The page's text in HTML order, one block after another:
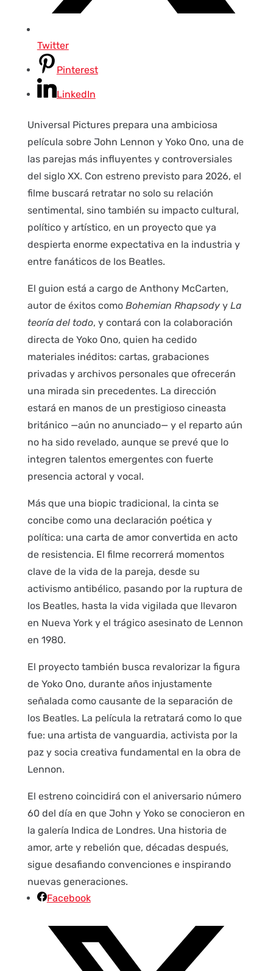
Twitter
Pinterest
LinkedIn
Universal Pictures prepara una ambiciosa
película sobre John Lennon y Yoko Ono, una de
las parejas más influyentes y controversiales
del siglo XX. Con estreno previsto para 2026, el
filme buscará retratar no solo su relación
sentimental, sino también su impacto cultural,
político y artístico, en un proyecto que ya
despierta enorme expectativa en la industria y
entre fanáticos de los Beatles.
El guion está a cargo de Anthony McCarten,
autor de éxitos como Bohemian Rhapsodyy La
teoría del todo, y contará con la colaboración
directa de Yoko Ono, quien ha cedido
materiales inéditos: cartas, grabaciones
privadas y archivos personales que ofrecerán
una mirada sin precedentes. La dirección
estará en manos de un prestigioso cineasta
británico —aún no anunciado— y el reparto aún
no ha sido revelado, aunque se prevé que lo
integren talentos emergentes con fuerte
presencia actoral y vocal.
Más que una biopic tradicional, la cinta se
concibe como una declaración poética y
política: una carta de amor convertida en acto
de resistencia. El filme recorrerá momentos
clave de la vida de la pareja, desde su
activismo antibélico, pasando por la ruptura de
los Beatles, hasta la vida vigilada que llevaron
en Nueva York y el trágico asesinato de Lennon
en 1980.
El proyecto también busca revalorizar la figura
de Yoko Ono, durante años injustamente
señalada como causante de la separación de
los Beatles. La película la retratará como lo que
fue: una artista de vanguardia, activista por la
paz y socia creativa fundamental en la obra de
Lennon.
El estreno coincidirá con el aniversario número
60 del día en que John y Yoko se conocieron en
la galería Indica de Londres. Una historia de
amor, arte y rebelión que, décadas después,
sigue desafiando convenciones e inspirando
nuevas generaciones.
Facebook